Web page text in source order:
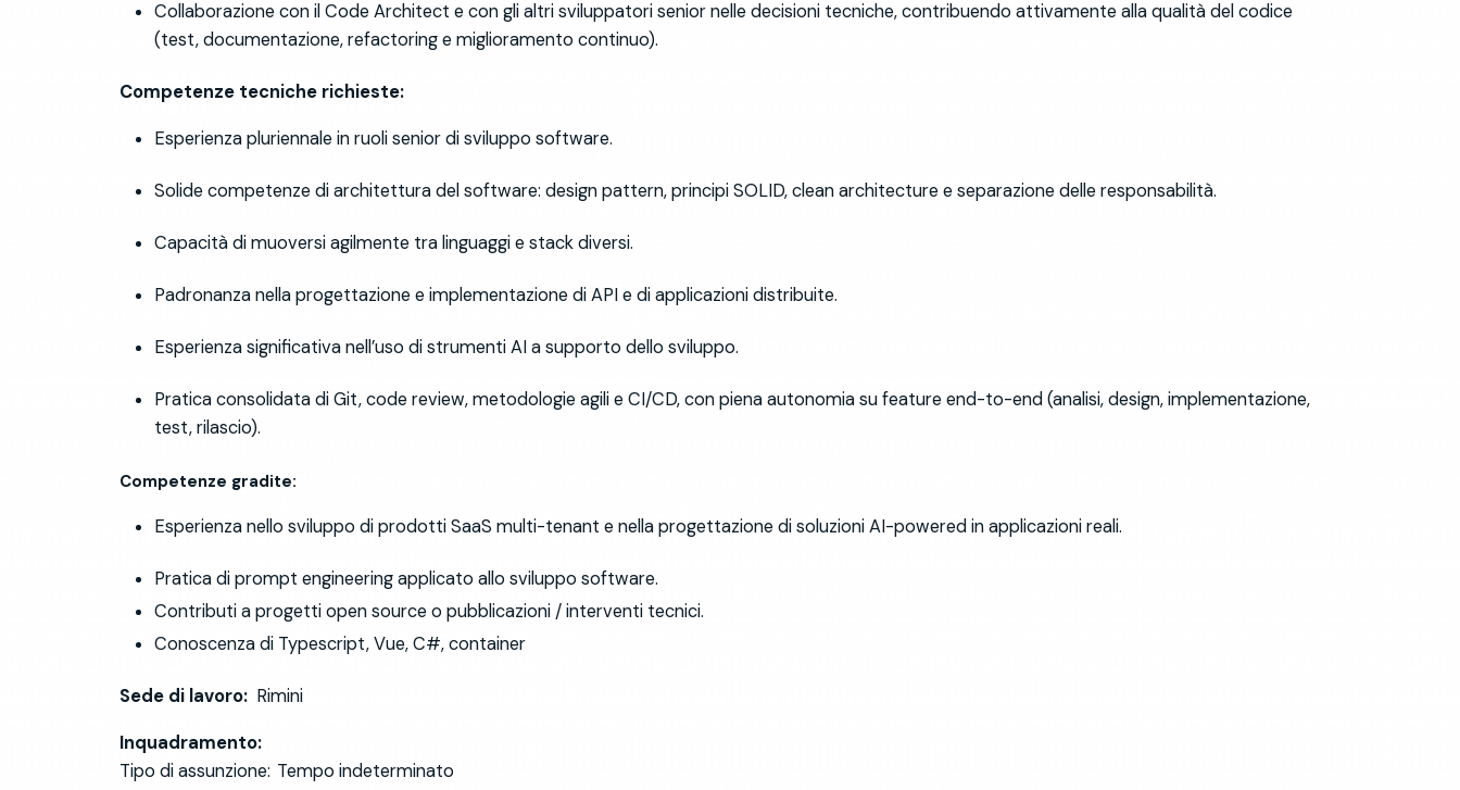
Collaborazione con il Code Architect e con gli altri sviluppatori senior nelle decisioni tecniche, contribuendo attivamente alla qualità del codice
(test, documentazione, refactoring e miglioramento continuo).
Competenze tecniche richieste:
Esperienza pluriennale in ruoli senior di sviluppo software.
Solide competenze di architettura del software: design pattern, principi SOLID, clean architecture e separazione delle responsabilità.
Capacità di muoversi agilmente tra linguaggi e stack diversi.
Padronanza nella progettazione e implementazione di API e di applicazioni distribuite.
Esperienza significativa nell’uso di strumenti AI a supporto dello sviluppo.
Pratica consolidata di Git, code review, metodologie agili e CI/CD, con piena autonomia su feature end-to-end (analisi, design, implementazione,
test, rilascio).
Competenze gradite:
Esperienza nello sviluppo di prodotti SaaS multi-tenant e nella progettazione di soluzioni AI-powered in applicazioni reali.
Pratica di prompt engineering applicato allo sviluppo software.
Contributi a progetti open source o pubblicazioni / interventi tecnici.
Conoscenza di Typescript, Vue, C#, container
Sede di lavoro: Rimini
Inquadramento:
Tipo di assunzione: Tempo indeterminato